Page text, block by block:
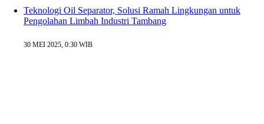
Teknologi Oil Separator, Solusi Ramah Lingkungan untuk
Pengolahan Limbah Industri Tambang
30 MEI 2025, 0:30 WIB